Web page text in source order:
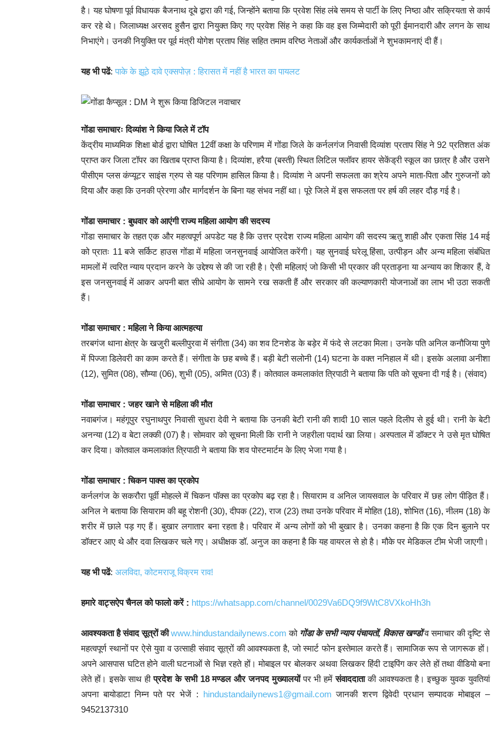
है। यह घोषणा पूर्व विधायक बैजनाथ दूबे द्वारा की गई, जिन्होंने बताया कि प्रवेश सिंह लंबे समय से पार्टी के लिए निष्ठा और सक्रियता से कार्य
कर रहे थे। जिलाध्यक्ष अरसद हुसैन द्वारा नियुक्त किए गए प्रवेश सिंह ने कहा कि वह इस जिम्मेदारी को पूरी ईमानदारी और लगन के साथ
निभाएंगे। उनकी नियुक्ति पर पूर्व मंत्री योगेश प्रताप सिंह सहित तमाम वरिष्ठ नेताओं और कार्यकर्ताओं ने शुभकामनाएं दी हैं।
यह भी पढें:पाके के झूठे दावे एक्सपोज़ : हिरासत में नहीं है भारत का पायलट
गोंडा समाचारः दिव्यांश ने किया जिले में टॉप
केंद्रीय माध्यमिक शिक्षा बोर्ड द्वारा घोषित 12वीं कक्षा के परिणाम में गोंडा जिले के कर्नलगंज निवासी दिव्यांश प्रताप सिंह ने 92 प्रतिशत अंक
प्राप्त कर जिला टॉपर का खिताब प्राप्त किया है। दिव्यांश, हरैया (बस्ती) स्थित लिटिल फ्लॉवर हायर सेकेंड्री स्कूल का छात्र है और उसने
पीसीएम प्लस कंप्यूटर साइंस ग्रुप से यह परिणाम हासिल किया है। दिव्यांश ने अपनी सफलता का श्रेय अपने माता-पिता और गुरुजनों को
दिया और कहा कि उनकी प्रेरणा और मार्गदर्शन के बिना यह संभव नहीं था। पूरे जिले में इस सफलता पर हर्ष की लहर दौड़ गई है।
गोंडा समाचार : बुधवार को आएंगी राज्य महिला आयोग की सदस्य
गोंडा समाचार के तहत एक और महत्वपूर्ण अपडेट यह है कि उत्तर प्रदेश राज्य महिला आयोग की सदस्य ऋतु शाही और एकता सिंह 14 मई
को प्रातः 11 बजे सर्किट हाउस गोंडा में महिला जनसुनवाई आयोजित करेंगी। यह सुनवाई घरेलू हिंसा, उत्पीड़न और अन्य महिला संबंधित
मामलों में त्वरित न्याय प्रदान करने के उद्देश्य से की जा रही है। ऐसी महिलाएं जो किसी भी प्रकार की प्रताड़ना या अन्याय का शिकार हैं, वे
इस जनसुनवाई में आकर अपनी बात सीधे आयोग के सामने रख सकती हैं और सरकार की कल्याणकारी योजनाओं का लाभ भी उठा सकती
हैं।
गोंडा समाचार : महिला ने किया आत्महत्या
तरबगंज थाना क्षेत्र के खजुरी बल्लीपुरवा में संगीता (34) का शव टिनशेड के बड़ेर में फंदे से लटका मिला। उनके पति अनिल कनौजिया पुणे
में पिज्जा डिलेवरी का काम करते हैं। संगीता के छह बच्चे हैं। बड़ी बेटी सलोनी (14) घटना के वक्त ननिहाल में थी। इसके अलावा अनीशा
(12), सुमित (08), सौम्या (06), शुभी (05), अमित (03) हैं। कोतवाल कमलाकांत त्रिपाठी ने बताया कि पति को सूचना दी गई है। (संवाद)
गोंडा समाचार : जहर खाने से महिला की मौत
नवाबगंज। महंगूपुर रघुनाथपुर निवासी सुधरा देवी ने बताया कि उनकी बेटी रानी की शादी 10 साल पहले दिलीप से हुई थी। रानी के बेटी
अनन्या (12) व बेटा लक्की (07) है। सोमवार को सूचना मिली कि रानी ने जहरीला पदार्थ खा लिया। अस्पताल में डॉक्टर ने उसे मृत घोषित
कर दिया। कोतवाल कमलाकांत त्रिपाठी ने बताया कि शव पोस्टमार्टम के लिए भेजा गया है।
गोंडा समाचार : चिकन पाक्स का प्रकोप
कर्नलगंज के सकरौरा पूर्वी मोहल्ले में चिकन पॉक्स का प्रकोप बढ़ रहा है। सियाराम व अनिल जायसवाल के परिवार में छह लोग पीड़ित हैं।
अनिल ने बताया कि सियाराम की बहू रोशनी (30), दीपक (22), राज (23) तथा उनके परिवार में मोहित (18), शोभित (16), नीलम (18) के
शरीर में छाले पड़ गए हैं। बुखार लगातार बना रहता है। परिवार में अन्य लोगों को भी बुखार है। उनका कहना है कि एक दिन बुलाने पर
डॉक्टर आए थे और दवा लिखकर चले गए। अधीक्षक डॉ. अनुज का कहना है कि यह वायरल से हो है। मौके पर मेडिकल टीम भेजी जाएगी।
यह भी पढें: अलविदा, कोटमराजू विक्रम राव!
हमारे वाट्सऐप चैनल को फालो करें : https://whatsapp.com/channel/0029Va6DQ9f9WtC8VXkoHh3h
आवश्यकता है संवाद सूत्रों की www.hindustandailynews.com को गोंडा के सभी न्याय पंचायतों, विकास खण्डों व समाचार की दृष्टि से
महत्वपूर्ण स्थानों पर ऐसे युवा व उत्साही संवाद सूत्रों की आवश्यकता है, जो स्मार्ट फोन इस्तेमाल करते हैं। सामाजिक रूप से जागरूक हों।
अपने आसपास घटित होने वाली घटनाओं से भिज्ञ रहते हों। मोबाइल पर बोलकर अथवा लिखकर हिंदी टाइपिंग कर लेते हों तथा वीडियो बना
लेते हों। इसके साथ हीप्रदेश के सभी 18 मण्डल और जनपद मुख्यालयोंपर भी हमेंसंवाददाताकी आवश्यकता है। इच्छुक युवक युवतियां
अपना बायोडाटा निम्न पते पर भेजें : hindustandailynews1@gmail.com जानकी शरण द्विवेदी प्रधान सम्पादक मोबाइल –
9452137310